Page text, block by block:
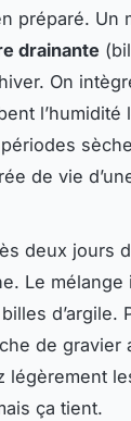
préparé. Un
drainante
On
l’humidité
de vie
deux jours
Le mélange
d’argile.
de gravier
légèrement
ça tient.